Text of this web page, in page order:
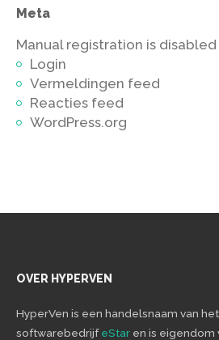
Meta
Manual registration is disabled
Login
Vermeldingen feed
Reacties feed
WordPress.org
OVER HYPERVEN
HyperVen is een handelsnaam van het
softwarebedrijfeStar en is eigendom